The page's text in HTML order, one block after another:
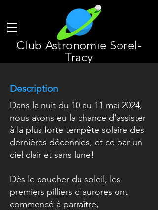
Club Astronomie Sorel-
Tracy
Description
Dans la nuit du 10 au 11 mai 2024,
nous avons eu la chance d'assister
à la plus forte tempête solaire des
dernières décennies, et ce par un
ciel clair et sans lune!
Dès le coucher du soleil, les
premiers pilliers d'aurores ont
commencé à parraître,